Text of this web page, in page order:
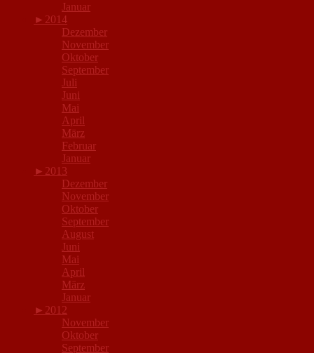
Januar
► 2014
Dezember
November
Oktober
September
Juli
Juni
Mai
April
März
Februar
Januar
► 2013
Dezember
November
Oktober
September
August
Juni
Mai
April
März
Januar
► 2012
November
Oktober
September